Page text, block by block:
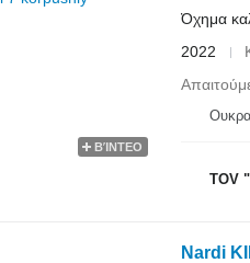
ΒΊΝΤΕΟ
Όχημα
2022
TOV
Nardi